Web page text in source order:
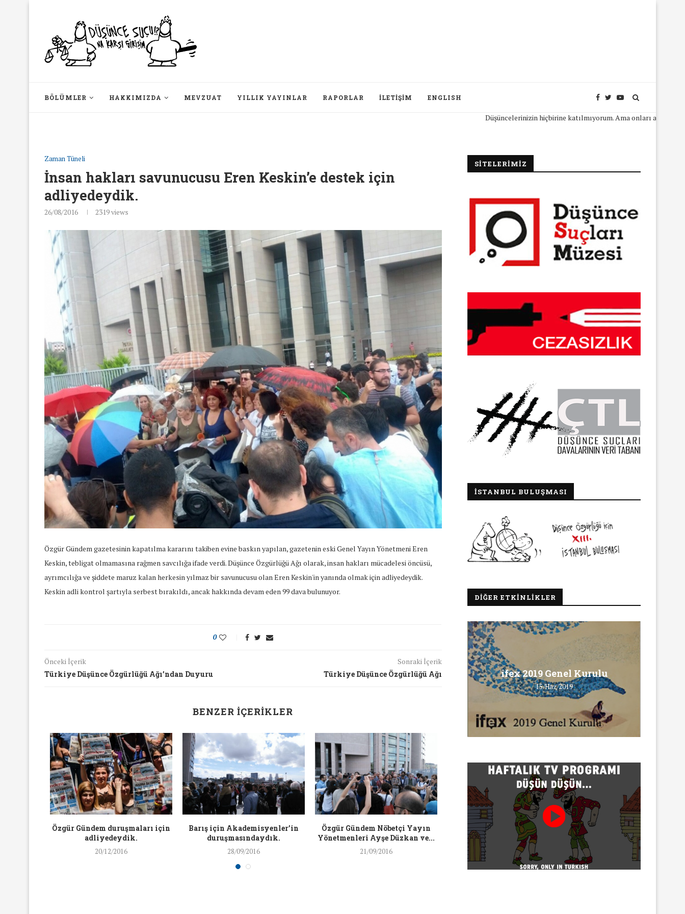
BÖLÜMLER HAKKIMIZDA MEVZUAT YILLIK YAYINLAR RAPORLAR İLETIŞIM ENGLISH
Düşüncelerinizin hiçbirine katılmıyorum. Ama onları açıkça ifade
Zaman Tüneli
İnsan hakları savunucusu Eren Keskin’e destek için
adliyedeydik.
26/08/2016 2319views
Özgür Gündem gazetesinin kapatılma kararını takiben evine baskın yapılan, gazetenin eski Genel Yayın Yönetmeni Eren
Keskin, tebligat olmamasına rağmen savcılığa ifade verdi.Düşünce ÖzgürlüğüAğı olarak, insan hakları mücadelesi öncüsü,
ayrımcılığa ve şiddete maruz kalan herkesin yılmaz bir savunucusu olan Eren Keskin'in yanında olmak için adliyedeydik.
Keskin adli kontrol şartıyla serbest bırakıldı, ancak hakkında devam eden 99 dava bulunuyor.
0
Önceki İçerik
Türkiye Düşünce Özgürlüğü Ağı’ndan Duyuru
Sonraki İçerik
Türkiye Düşünce Özgürlüğü Ağı
BENZER İÇERIKLER
Özgür Gündem duruşmaları için
adliyedeydik.
20/12/2016
Barış için Akademisyenler’in
duruşmasındaydık.
28/09/2016
Özgür Gündem Nöbetçi Yayın
Yönetmenleri Ayşe Düzkan ve...
21/09/2016
Chris Stephenson’a destek için
Çağlayan Adliyesi’ndeydik.
23/06/2016
Kara Pazartesi
ikincisi 6 Haziran’da
17/06/2016
SİTELERİMİZ
İSTANBUL BULUŞMASI
DIĞER ETKINLIKLER
Yaş Ayrımcılığı
Konuştuk
Konuştuk
Şubat Ayında Çatışma Çözümü
Konuştuk
ifex 2019 Genel Kurulu
15/Haz/2019